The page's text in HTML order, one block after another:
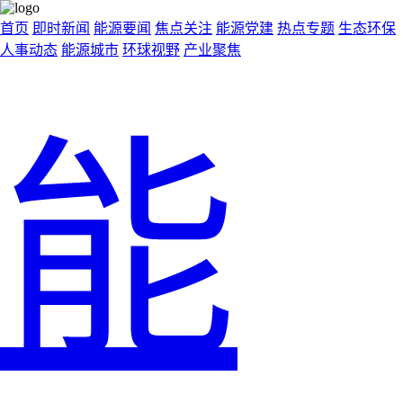
首页 即时新闻 能源要闻 焦点关注 能源党建 热点专题 生态环保
人事动态 能源城市 环球视野 产业聚焦
能